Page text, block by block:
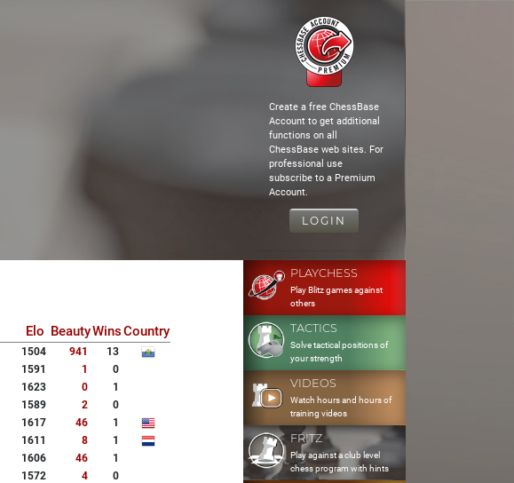
Create a free ChessBase
Account to get additional
functions on all
ChessBase web sites. For
professional use
subscribe to a Premium
Account.
LOGIN
Elo BeautyWinsCountry
1504 941
13
1591 1
0
1623 0
1
1589 2
0
1617 46
1
1611 8
1
1606 46
1
1572 4
0
PLAYCHESS
Play Blitz games against
others
TACTICS
Solve tactical positions of
your strength
VIDEOS
Watch hours and hours of
training videos
FRITZ
Play against a club level
chess program with hints